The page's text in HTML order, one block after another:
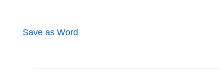
Save as Word